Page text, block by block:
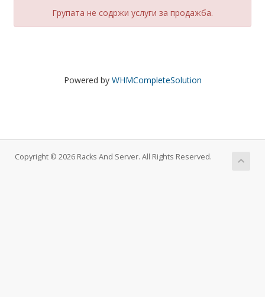
Групата не содржи услуги за продажба.
Powered by WHMCompleteSolution
Copyright © 2026 Racks And Server. All Rights Reserved.